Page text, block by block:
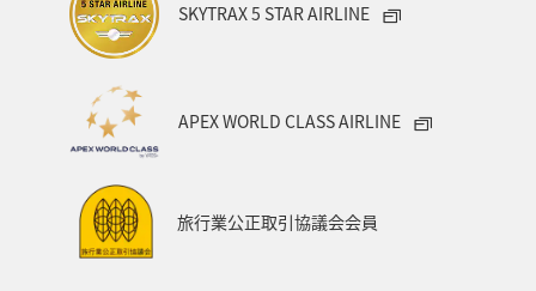
SKYTRAX 5 STAR AIRLINE
APEX WORLD CLASS AIRLINE
旅行業公正取引協議会会員